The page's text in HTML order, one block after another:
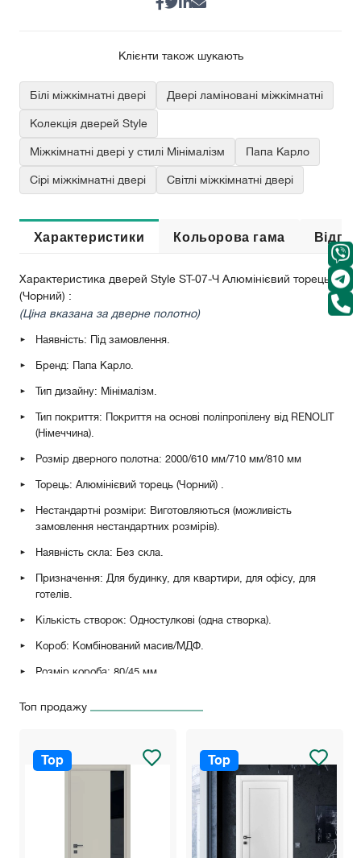
Клієнти також шукають
Білі міжкімнатні двері Двері ламіновані міжкімнатні
Колекція дверей Style
Міжкімнатні двері у стилі Мінімалізм Папа Карло
Сірі міжкімнатні двері Світлі міжкімнатні двері
Характеристики Кольорова гама
Характеристика дверей Style ST-07-Ч Алюмінієвий торець
(Чорний) :
(Ціна вказана за дверне полотно)
Наявність: Під замовлення.
Бренд: Папа Карло.
Тип дизайну: Мінімалізм.
Тип покриття: Покриття на основі поліпропілену від RENOLIT
(Німеччина).
Розмір дверного полотна: 2000/610 мм/710 мм/810 мм
Торець: Алюмінієвий торець (Чорний)
Нестандартні розміри: Виготовляються (можливість
замовлення нестандартних розмірів).
Наявність скла: Без скла.
Призначення: Для будинку, для квартири, для офісу, для
готелів.
Кількість створок: Одностулкові (одна створка).
Короб: Комбінований масив/МДФ.
Розмір короба: 80/45 мм.
петлі накладні AL143Q (Матовий хром, білий, чорний).
чи чорний) має магнітний "язичок" для легкого закривання.
Розширювач: 100 мм — для стін товщиною до 160 мм, 200
мм — для стін товщиною до 260 мм.
Колір: Білий матовий, білий ясен, сірий світлий/темний, дуб
Топ продажу
Top Top